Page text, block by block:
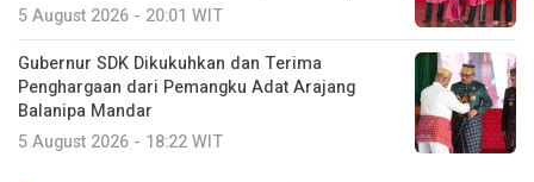
5 August 2026 - 20:01 WIT
Gubernur SDK Dikukuhkan dan Terima
Penghargaan dari Pemangku Adat Arajang
Balanipa Mandar
5 August 2026 - 18:22 WIT